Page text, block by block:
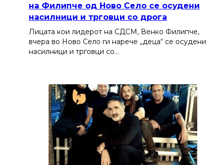
на Филипче од Ново Село се осудени
насилници и трговци со дрога
Лицата кои лидерот на СДСМ, Венко Филипче,
вчера во Ново Село ги нарече „деца“ се осудени
насилници и трговци со…